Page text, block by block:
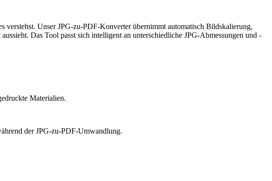
verstehst. Unser JPG-zu-PDF-Konverter übernimmt automatisch Bildskalierung,
Das Tool passt sich intelligent an unterschiedliche JPG-Abmessungen und -
Materialien.
der JPG-zu-PDF-Umwandlung.